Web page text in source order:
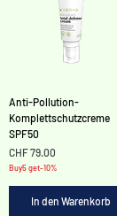
Anti-Pollution-
Komplettschutzcreme
SPF50
Preis
CHF 79.00
Buy5 get-10%
In den Warenkorb